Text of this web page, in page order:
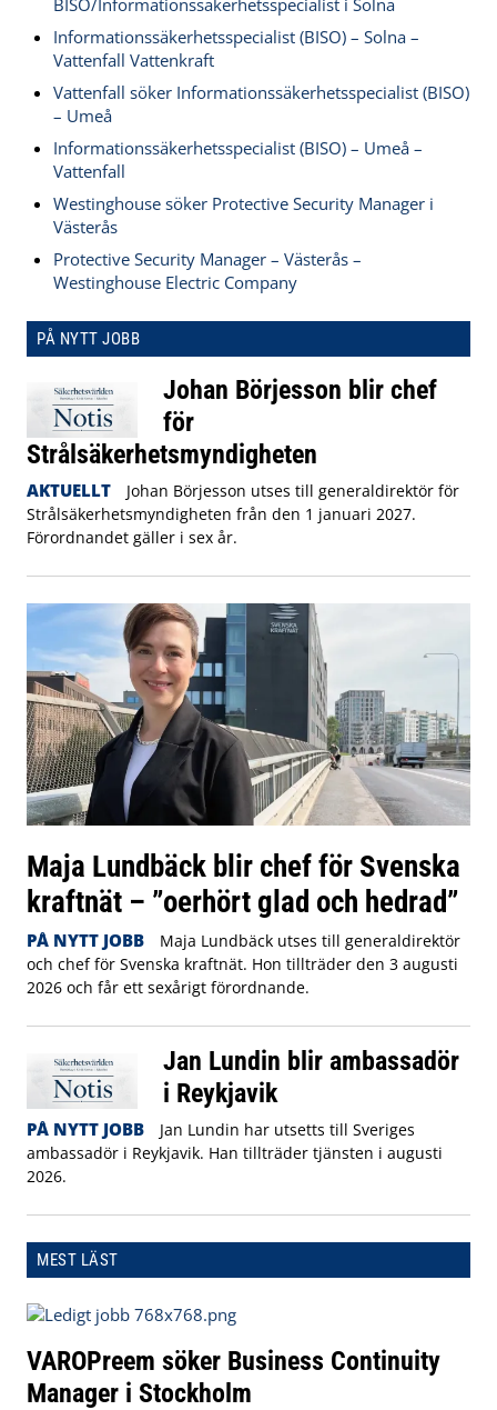
BISO/Informationssäkerhetsspecialist i Solna
Informationssäkerhetsspecialist (BISO) – Solna –
Vattenfall Vattenkraft
Vattenfall söker Informationssäkerhetsspecialist (BISO)
– Umeå
Informationssäkerhetsspecialist (BISO) – Umeå –
Vattenfall
Westinghouse söker Protective Security Manager i
Västerås
Protective Security Manager – Västerås –
Westinghouse Electric Company
PÅ NYTT JOBB
Johan Börjesson blir chef
för
Strålsäkerhetsmyndigheten
AKTUELLT
Johan Börjesson utses till generaldirektör för
Strålsäkerhetsmyndigheten från den 1 januari 2027.
Förordnandet gäller i sex år.
Maja Lundbäck blir chef för Svenska
kraftnät – ”oerhört glad och hedrad”
PÅ NYTT JOBB
Maja Lundbäck utses till generaldirektör
och chef för Svenska kraftnät. Hon tillträder den 3 augusti
2026 och får ett sexårigt förordnande.
Jan Lundin blir ambassadör
i Reykjavik
PÅ NYTT JOBB
Jan Lundin har utsetts till Sveriges
ambassadör i Reykjavik. Han tillträder tjänsten i augusti
2026.
MEST LÄST
VAROPreem söker Business Continuity
Manager i Stockholm